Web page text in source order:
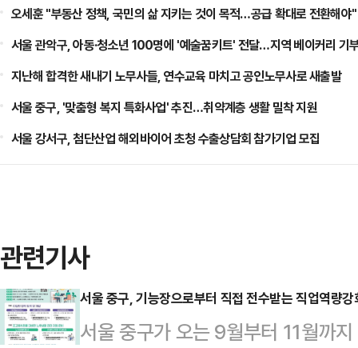
오세훈 "부동산 정책, 국민의 삶 지키는 것이 목적…공급 확대로 전환해야"
서울 관악구, 아동·청소년 100명에 '예술꿈키트' 전달…지역 베이커리 기
지난해 합격한 새내기 노무사들, 연수교육 마치고 공인노무사로 새출발
서울 중구, '맞춤형 복지 특화사업' 추진…취약계층 생활 밀착 지원
서울 강서구, 첨단산업 해외바이어 초청 수출상담회 참가기업 모집
관련기사
서울 중구, 기능장으로부터 직접 전수받는 직업역량
서울 중구가 오는 9월부터 11월까